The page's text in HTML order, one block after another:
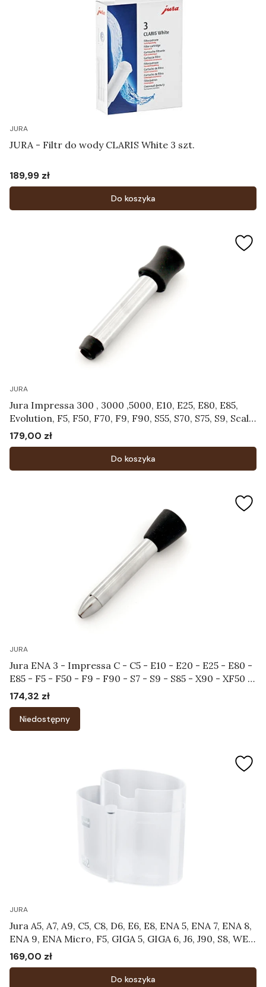
JURA
JURA - Filtr do wody CLARIS White 3 szt.
Cena
189,99 zł
Do koszyka
JURA
Jura Impressa 300 , 3000 ,5000, E10, E25, E80, E85,
Evolution, F5, F50, F70, F9, F90, S55, S70, S75, S9, Scala,
Cena
179,00 zł
Do koszyka
JURA
Jura ENA 3 - Impressa C - C5 - E10 - E20 - E25 - E80 -
E85 - F5 - F50 - F9 - F90 - S7 - S9 - S85 - X90 - XF50 -
XF70 - XS90 - XS95 - Końcówka do systemu
spieniającego Art.65642
Cena
174,32 zł
Niedostępny
JURA
Jura A5, A7, A9, C5, C8, D6, E6, E8, ENA 5, ENA 7, ENA 8,
ENA 9, ENA Micro, F5, GIGA 5, GIGA 6, J6, J90, S8, WE8
- Pojemnik do czyszczenia systemu mlecznego
Art.24219
Cena
169,00 zł
Do koszyka